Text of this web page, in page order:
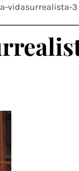
vidasurrealista-3